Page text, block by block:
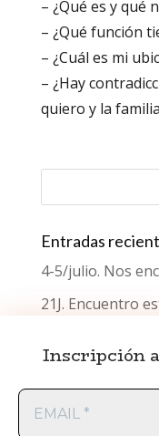
– ¿Qué es y qué
– ¿Qué función
– ¿Cuál es mi
– ¿Hay
quiero y la
Inscripción
EMAIL
Entradas
4-5/julio. Nos
21J. Encuentro
Encuentro
Encuentro